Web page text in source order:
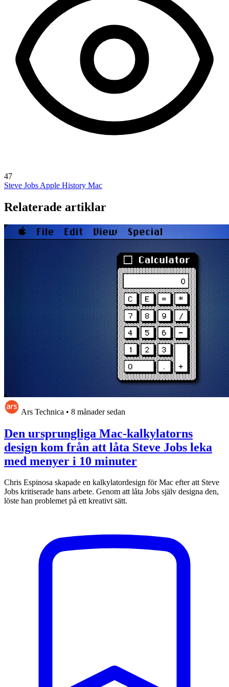
47
Steve Jobs Apple History Mac
Relaterade artiklar
Ars Technica • 8 månader sedan
Den ursprungliga Mac-kalkylatorns
design kom från att låta Steve Jobs leka
med menyer i 10 minuter
Chris Espinosa skapade en kalkylatordesign för Mac efter att Steve
Jobs kritiserade hans arbete. Genom att låta Jobs själv designa den,
löste han problemet på ett kreativt sätt.